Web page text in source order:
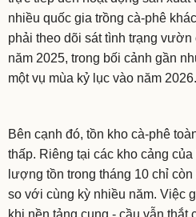
nhiều quốc gia trồng cà-phê
phải theo dõi sát tình trạng
năm 2025, trong bối cảnh gần
một vụ mùa kỷ lục vào năm 2026.
Bên cạnh đó, tồn kho cà-phê
thấp. Riêng tại các kho cảng
lượng tồn trong tháng 10 chỉ
so với cùng kỳ nhiều năm. Việc